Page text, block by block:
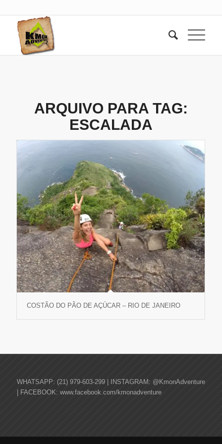
ARQUIVO PARA TAG:
ESCALADA
COSTÃO DO PÃO DE AÇÚCAR – RIO DE JANEIRO
WHATSAPP: (21) 979-603-299 | INSTAGRAM: @KmonAdventure
| FACEBOOK: www.facebook.com/kmonadventure